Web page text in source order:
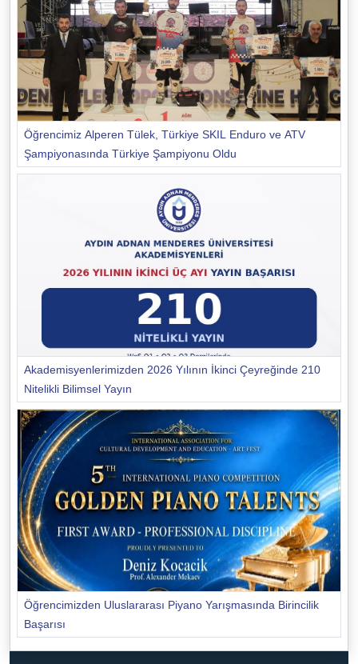
Öğrencimiz Alperen Tülek, Türkiye SKIL Enduro ve ATV
Şampiyonasında Türkiye Şampiyonu Oldu
Akademisyenlerimizden 2026 Yılının İkinci Çeyreğinde 210
Nitelikli Bilimsel Yayın
Öğrencimizden Uluslararası Piyano Yarışmasında Birincilik
Başarısı